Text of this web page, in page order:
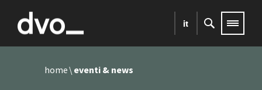
it
home eventi & news